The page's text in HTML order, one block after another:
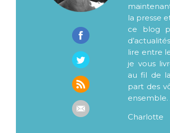
la presse
ce blog
lire entre
je vous
au fil de
part des
ensemble.
Charlotte